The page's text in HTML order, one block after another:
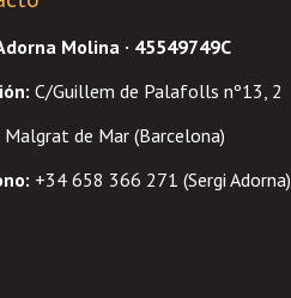
Molina · 45549749C
:C/Guillem de Palafolls nº13, 2
de Mar (Barcelona)
+34 658 366 271 (Sergi Adorna)